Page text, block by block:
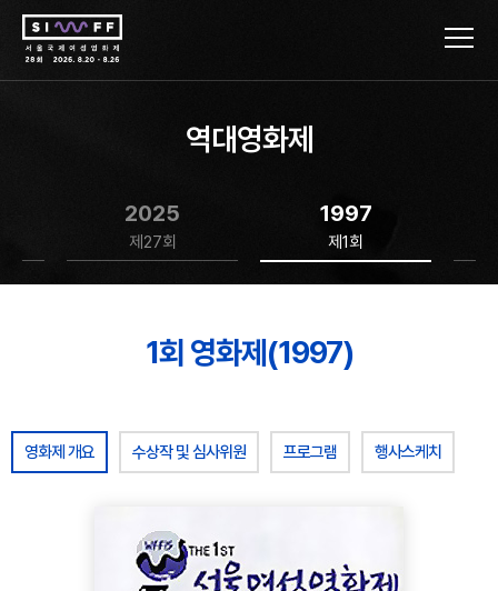
역대영화제
2025
제27회
1997
제1회
1회 영화제(1997)
영화제 개요 수상작 및 심사위원 프로그램 행사스케치